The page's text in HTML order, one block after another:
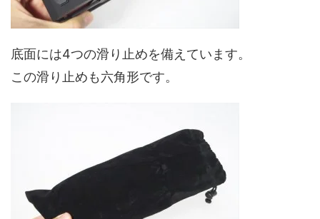
底面には4つの滑り止めを備えています。
この滑り止めも六角形です。